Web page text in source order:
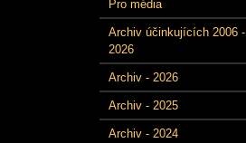
Pro média
Archiv účinkujících 2006 -
2026
Archiv - 2026
Archiv - 2025
Archiv - 2024